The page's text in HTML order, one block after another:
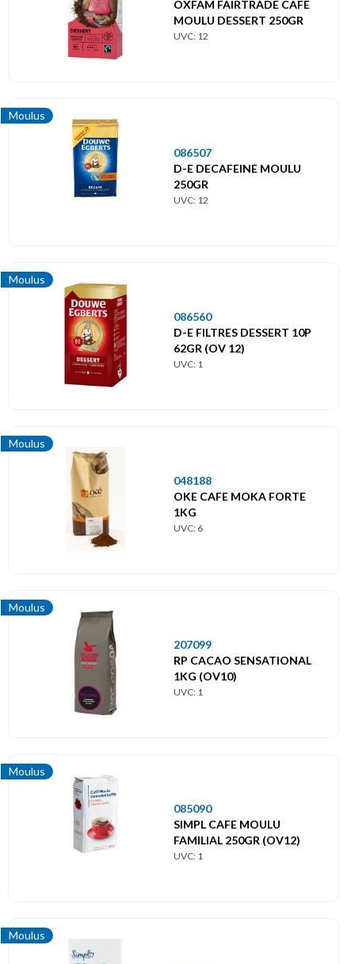
OXFAM FAIRTRADE CAFE
MOULU DESSERT 250GR
UVC: 12
Moulus
086507
D-E DECAFEINE MOULU
250GR
UVC: 12
Moulus
086560
D-E FILTRES DESSERT 10P
62GR (OV 12)
UVC: 1
Moulus
048188
OKE CAFE MOKA FORTE
1KG
UVC: 6
Moulus
207099
RP CACAO SENSATIONAL
1KG (OV10)
UVC: 1
Moulus
085090
SIMPL CAFE MOULU
FAMILIAL 250GR (OV12)
UVC: 1
Moulus